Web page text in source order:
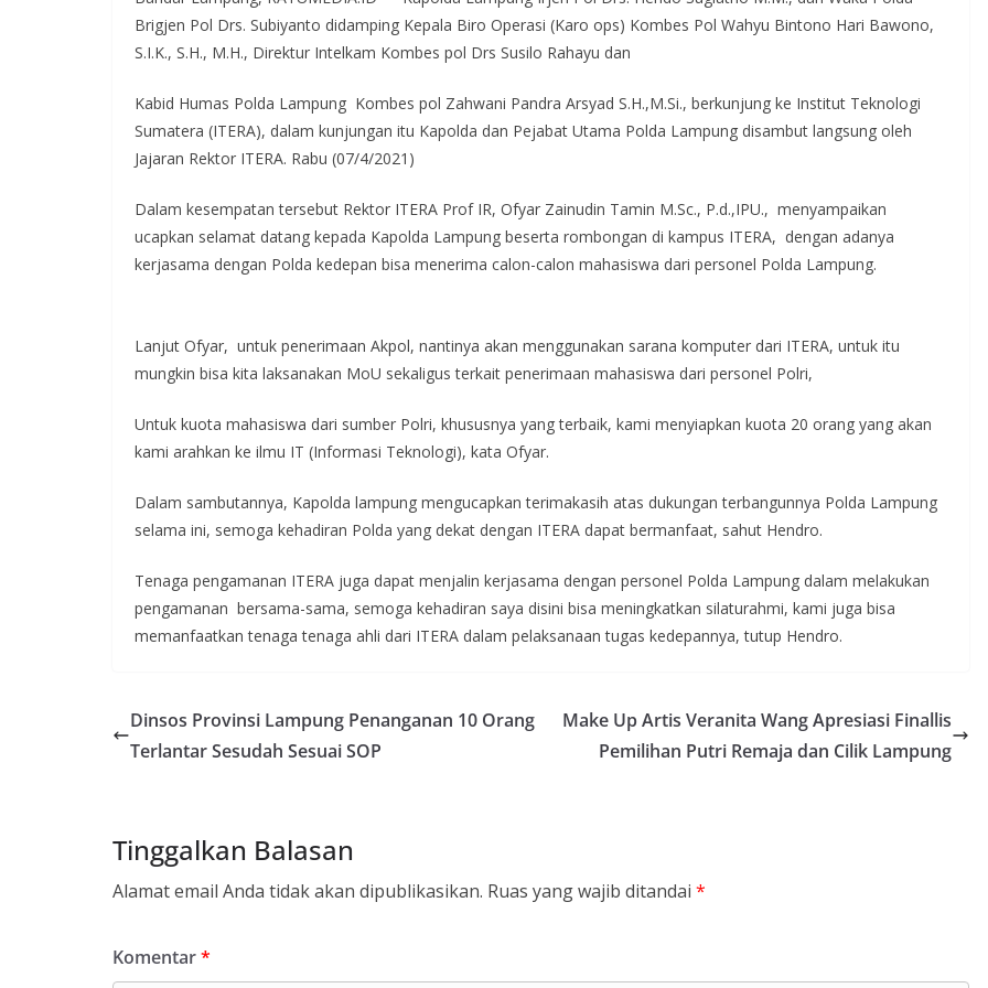
Brigjen Pol Drs. Subiyanto didamping Kepala Biro Operasi (Karo ops) Kombes Pol Wahyu Bintono Hari Bawono,
S.I.K., S.H., M.H., Direktur Intelkam Kombes pol Drs Susilo Rahayu dan
Kabid Humas Polda Lampung Kombes pol Zahwani Pandra Arsyad S.H.,M.Si., berkunjung ke Institut Teknologi
Sumatera (ITERA), dalam kunjungan itu Kapolda dan Pejabat Utama Polda Lampung disambut langsung oleh
Jajaran Rektor ITERA. Rabu (07/4/2021)
Dalam kesempatan tersebut Rektor ITERA Prof IR, Ofyar Zainudin Tamin M.Sc., P.d.,IPU., menyampaikan
ucapkan selamat datang kepada Kapolda Lampung beserta rombongan di kampus ITERA, dengan adanya
kerjasama dengan Polda kedepan bisa menerima calon-calon mahasiswa dari personel Polda Lampung.
Lanjut Ofyar, untuk penerimaan Akpol, nantinya akan menggunakan sarana komputer dari ITERA, untuk itu
mungkin bisa kita laksanakan MoU sekaligus terkait penerimaan mahasiswa dari personel Polri,
Untuk kuota mahasiswa dari sumber Polri, khususnya yang terbaik, kami menyiapkan kuota 20 orang yang akan
kami arahkan ke ilmu IT (Informasi Teknologi), kata Ofyar.
Dalam sambutannya, Kapolda lampung mengucapkan terimakasih atas dukungan terbangunnya Polda Lampung
selama ini, semoga kehadiran Polda yang dekat dengan ITERA dapat bermanfaat, sahut Hendro.
Tenaga pengamanan ITERA juga dapat menjalin kerjasama dengan personel Polda Lampung dalam melakukan
pengamanan bersama-sama, semoga kehadiran saya disini bisa meningkatkan silaturahmi, kami juga bisa
memanfaatkan tenaga tenaga ahli dari ITERA dalam pelaksanaan tugas kedepannya, tutup Hendro.
Dinsos Provinsi Lampung Penanganan 10 Orang
Terlantar Sesudah Sesuai SOP
Make Up Artis Veranita Wang Apresiasi Finallis
Pemilihan Putri Remaja dan Cilik Lampung
Tinggalkan Balasan
Alamat email Anda tidak akan dipublikasikan. Ruas yang wajib ditandai *
Komentar*